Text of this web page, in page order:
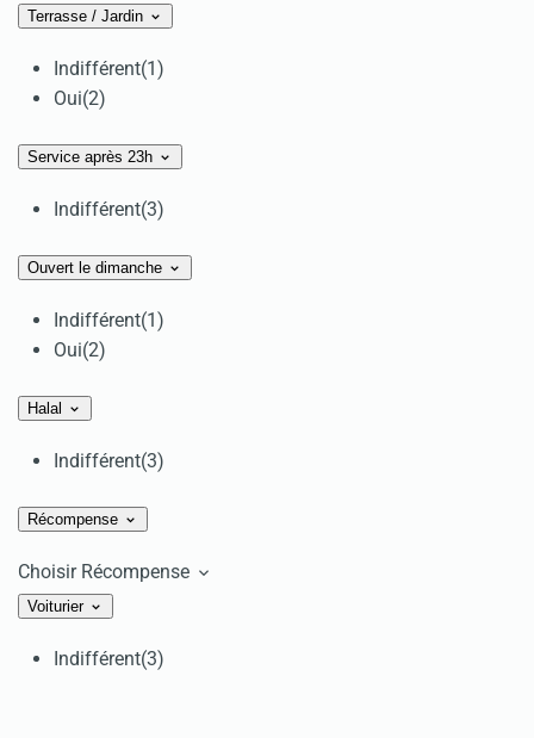
Terrasse / Jardin
Indifférent(1)
Oui(2)
Service après 23h
Indifférent(3)
Ouvert le dimanche
Indifférent(1)
Oui(2)
Halal
Indifférent(3)
Récompense
Choisir Récompense
Voiturier
Indifférent(3)